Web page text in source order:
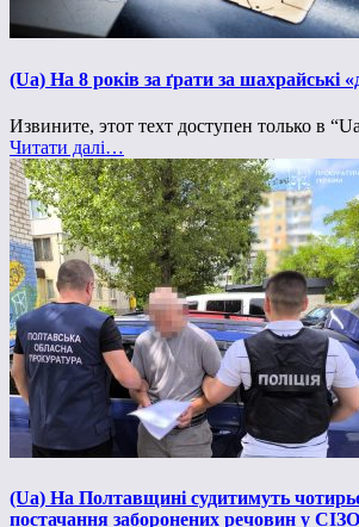
(Ua) На 8 років за ґрати за шахрайські
Извините, этот техт доступен только в
Читати далі…
(Ua) На Полтавщині судитимуть
постачання заборонених речовин у СІЗО